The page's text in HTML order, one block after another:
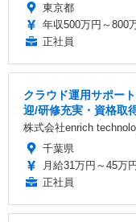
東京都
年収500万円～800
正社員
クラウド運用サポー
迎/研修充実・資格取
株式会社enrich
千葉県
月給31万円～45万円
正社員